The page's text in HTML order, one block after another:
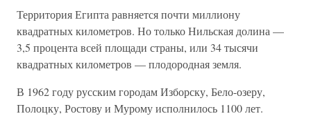
Территория Египта равняется почти миллиону
квадратных километров. Но только Нильская долина —
3,5 процента всей площади страны, или 34 тысячи
квадратных километров — плодородная земля.
В 1962 году русским городам Изборску, Бело-озеру,
Полоцку, Ростову и Мурому исполнилось 1100 лет.